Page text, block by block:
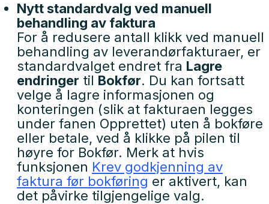
Nytt standardvalg ved manuell
behandling av faktura
For å redusere antall klikk ved manuell
behandling av leverandørfakturaer, er
standardvalget endret fra Lagre
endringer til Bokfør. Du kan fortsatt
velge å lagre informasjonen og
konteringen (slik at fakturaen legges
under fanen Opprettet) uten å bokføre
eller betale, ved å klikke på pilen til
høyre for Bokfør. Merk at hvis
funksjonen Krev godkjenning av
faktura før bokføring er aktivert, kan
det påvirke tilgjengelige valg.